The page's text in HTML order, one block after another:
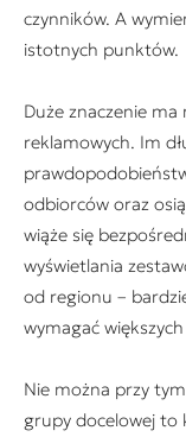
czynników. A
istotnych punktów.
Duże znaczenie ma
reklamowych. Im
odbiorców oraz
wiąże się
wyświetlania
od regionu –
wymagać
Nie można przy
grupy docelowej to